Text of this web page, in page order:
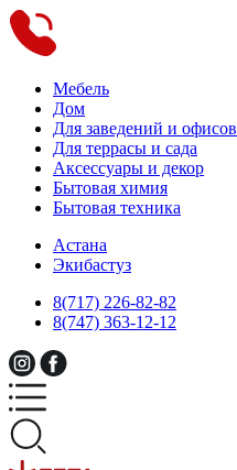
Мебель
Дом
Для заведений и офисов
Для террасы и сада
Аксессуары и декор
Бытовая химия
Бытовая техника
Астана
Экибастуз
8(717) 226-82-82
8(747) 363-12-12